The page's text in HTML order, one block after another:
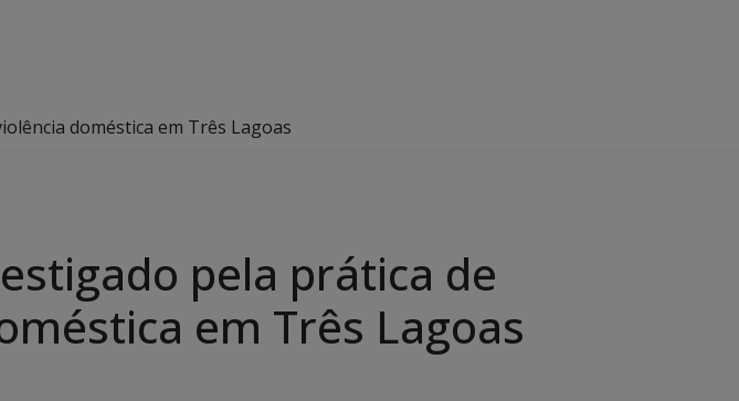
doméstica em Três Lagoas
pela prática de
em Três Lagoas